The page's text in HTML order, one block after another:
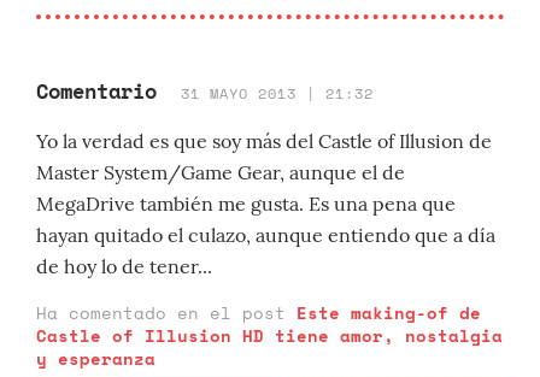
Comentario 31 MAYO 2013 | 21:32
Yo la verdad es que soy más del Castle of Illusion de
Master System/Game Gear, aunque el de
MegaDrive también me gusta. Es una pena que
hayan quitado el culazo, aunque entiendo que a día
de hoy lo de tener...
Ha comentado en el post Este making-of de
Castle of Illusion HD tiene amor, nostalgia
y esperanza